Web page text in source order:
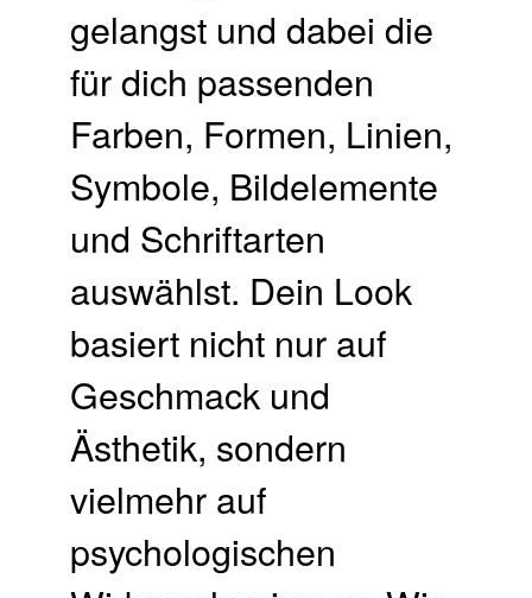
gelangst und dabei die
für dich passenden
Farben, Formen, Linien,
Symbole, Bildelemente
und Schriftarten
auswählst. Dein Look
basiert nicht nur auf
Geschmack und
Ästhetik, sondern
vielmehr auf
psychologischen